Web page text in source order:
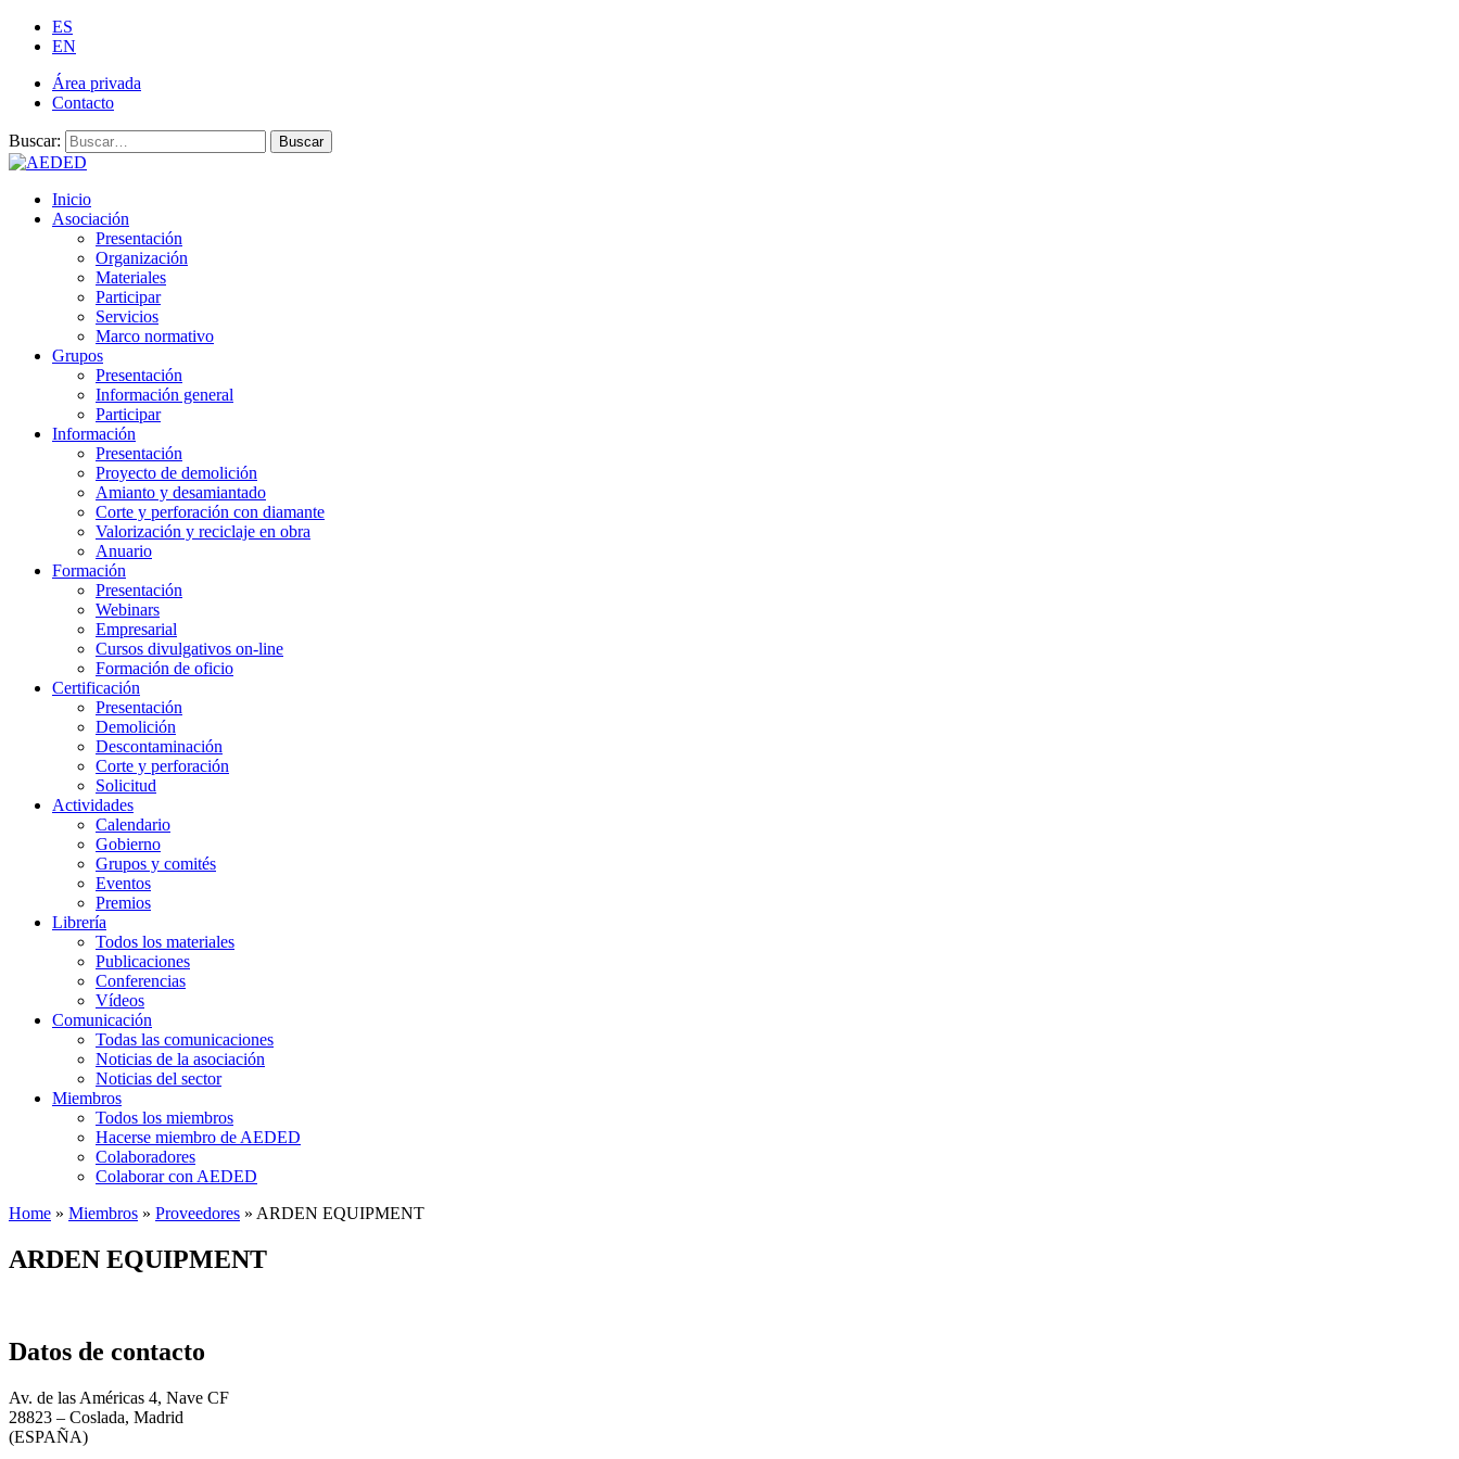
ES
EN
Área privada
Contacto
Buscar: Buscar
Inicio
Asociación
Presentación
Organización
Materiales
Participar
Servicios
Marco normativo
Grupos
Presentación
Información general
Participar
Información
Presentación
Proyecto de demolición
Amianto y desamiantado
Corte y perforación con diamante
Valorización y reciclaje en obra
Anuario
Formación
Presentación
Webinars
Empresarial
Cursos divulgativos on-line
Formación de oficio
Certificación
Presentación
Demolición
Descontaminación
Corte y perforación
Solicitud
Actividades
Calendario
Gobierno
Grupos y comités
Eventos
Premios
Librería
Todos los materiales
Publicaciones
Conferencias
Vídeos
Comunicación
Todas las comunicaciones
Noticias de la asociación
Noticias del sector
Miembros
Todos los miembros
Hacerse miembro de AEDED
Colaboradores
Colaborar con AEDED
Home » Miembros » Proveedores » ARDEN EQUIPMENT
ARDEN EQUIPMENT
Datos de contacto
Av. de las Américas 4, Nave CF
28823 – Coslada, Madrid
(ESPAÑA)